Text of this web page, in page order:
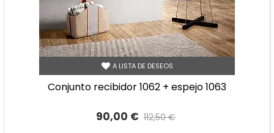
A LISTA DE DESEOS
conjunto recibidor 1062 + espejo 1063
90,00 € 112,50 €